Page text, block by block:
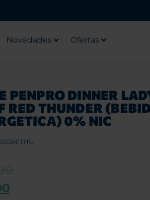
Novedades Ofertas
PENPRO DINNER
RED THUNDER
0% NIC